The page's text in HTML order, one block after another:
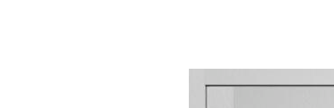
Двери с ABS кромкой